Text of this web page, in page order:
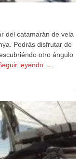
del catamarán de vela
Podrás disfrutar de
otro ángulo
leyendo →